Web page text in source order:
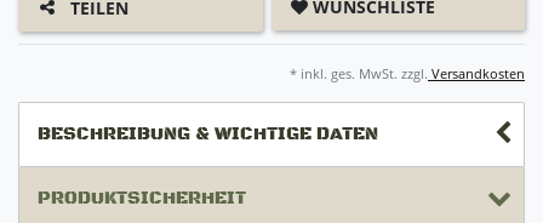
TEILEN WUNSCHLISTE
* inkl. ges. MwSt. zzgl. Versandkosten
BESCHREIBUNG & WICHTIGE DATEN
PRODUKTSICHERHEIT